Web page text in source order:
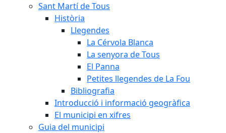
Sant Martí de Tous
Història
Llegendes
La Cérvola Blanca
La senyora de Tous
El Panna
Petites llegendes de La Fou
Bibliografia
Introducció i informació geogràfica
El municipi en xifres
Guia del municipi